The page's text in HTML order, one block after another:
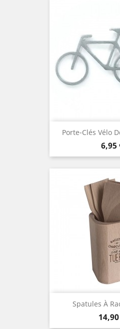
Porte-Clés Vélo
Prix
6,95
Spatules À
Prix